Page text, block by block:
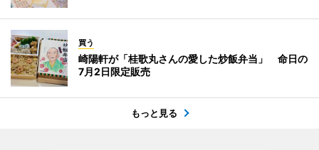
買う
崎陽軒が「桂歌丸さんの愛した炒飯弁当」 命日の
7月2日限定販売
もっと見る